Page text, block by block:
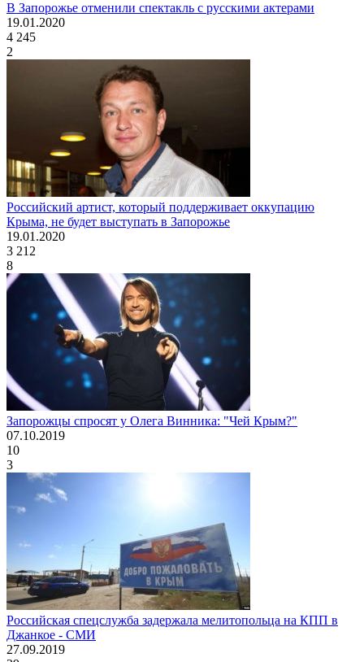
В Запорожье отменили спектакль с русскими актерами
19.01.2020
4 245
2
Российский артист, который поддерживает оккупацию
Крыма, не будет выступать в Запорожье
19.01.2020
3 212
8
Запорожцы спросят у Олега Винника: "Чей Крым?"
07.10.2019
10
3
Российская спецслужба задержала мелитопольца на КПП в
Джанкое - СМИ
27.09.2019